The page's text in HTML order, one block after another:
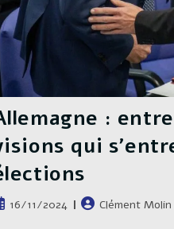
:
qui
16/11/2024
Auteur/autrice
Clément Molin